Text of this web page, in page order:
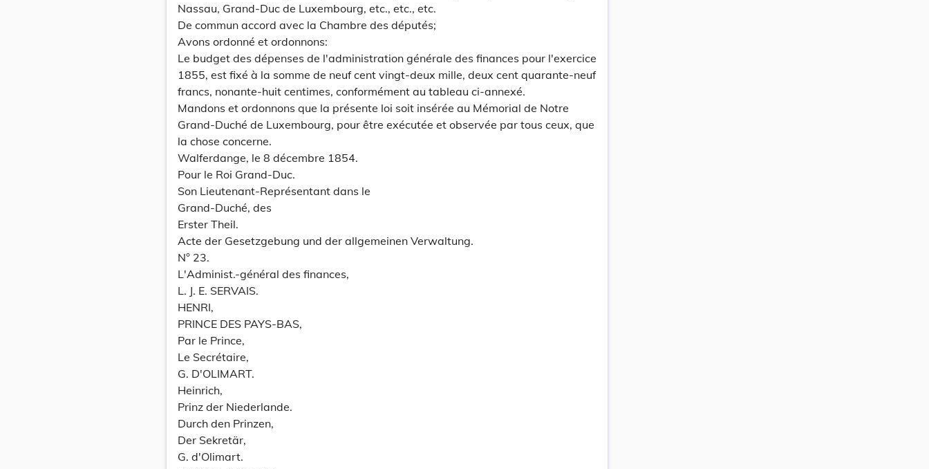
Nassau, Grand-Duc de Luxembourg, etc., etc., etc.
De commun accord avec la Chambre des députés;
Avons ordonné et ordonnons:
Le budget des dépenses de l'administration générale des finances pour l'exercice
1855, est fixé à la somme de neuf cent vingt-deux mille, deux cent quarante-neuf
francs, nonante-huit centimes, conformément au tableau ci-annexé.
Mandons et ordonnons que la présente loi soit insérée au Mémorial de Notre
Grand-Duché de Luxembourg, pour être exécutée et observée par tous ceux, que
la chose concerne.
Walferdange, le 8 décembre 1854.
Pour le Roi Grand-Duc.
Son Lieutenant-Représentant dans le
Grand-Duché, des
Erster Theil.
Acte der Gesetzgebung und der allgemeinen Verwaltung.
N° 23.
L'Administ.-général des finances,
L. J. E. SERVAIS.
HENRI,
PRINCE DES PAYS-BAS,
Par le Prince,
Le Secrétaire,
G. D'OLIMART.
Heinrich,
Prinz der Niederlande.
Durch den Prinzen,
Der Sekretär,
G. d'Olimart.